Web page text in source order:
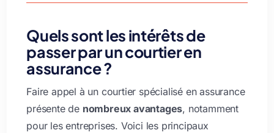
Quels sont les intérêts de
passer par un courtier en
assurance ?
Faire appel à un courtier spécialisé en assurance
présente de nombreux avantages, notamment
pour les entreprises. Voici les principaux